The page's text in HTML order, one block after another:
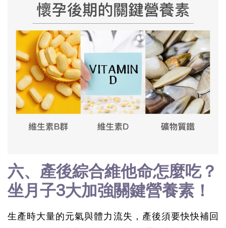
六、產後綜合維他命怎麼吃？
坐月子3大加強關鍵營養素！
生產時大量的元氣與體力流失，產後須要快快補回